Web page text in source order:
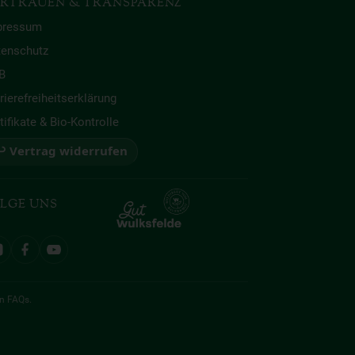
& TRANSPARENZ
& Bio-Kontrolle
Vertrag widerrufen
UNS
FAQs